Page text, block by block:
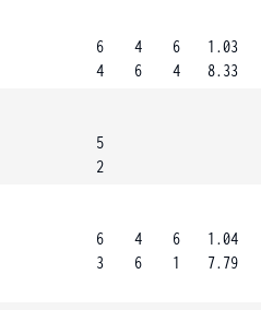
6
4
4
6
6
4
1.03
8.33
5
2
6
3
4
6
6
1
1.04
7.79